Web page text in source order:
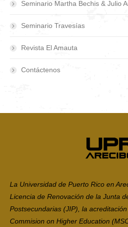
Seminario Martha Bechis & Julio
Seminario Travesías
Revista El Amauta
Contáctenos
La Universidad de Puerto Rico en
Licencia de Renovación de la Junta
Postsecundarias (JIP), la
Commision on Higher Education